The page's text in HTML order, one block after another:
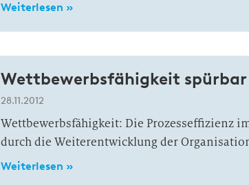
Weiterlesen »
Wettbewerbsfähigkeit
28.11.2012
Wettbewerbsfähigkeit: Die Prozesseffizienz
durch die Weiterentwicklung der
Weiterlesen »